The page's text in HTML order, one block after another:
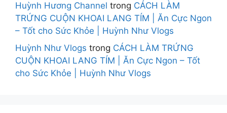
Huỳnh Hương Channel trong CÁCH LÀM
TRỨNG CUỘN KHOAI LANG TÍM | Ăn Cực Ngon
– Tốt cho Sức Khỏe | Huỳnh Như Vlogs
Huỳnh Như Vlogs trong CÁCH LÀM TRỨNG
CUỘN KHOAI LANG TÍM | Ăn Cực Ngon – Tốt
cho Sức Khỏe | Huỳnh Như Vlogs